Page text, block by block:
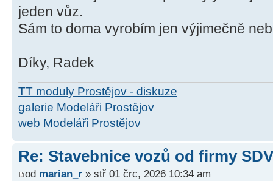
jeden vůz.
Sám to doma vyrobím jen výjimečně
Díky, Radek
TT moduly Prostějov - diskuze
galerie Modeláři Prostějov
web Modeláři Prostějov
Re: Stavebnice vozů od firmy
od marian_r » stř 01 črc, 2026 10:34 am